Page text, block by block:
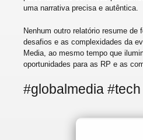
uma narrativa precisa e autêntica.
Nenhum outro relatório resume de
desafios e as complexidades da
Media, ao mesmo tempo que
oportunidades para as RP e as
#globalmedia